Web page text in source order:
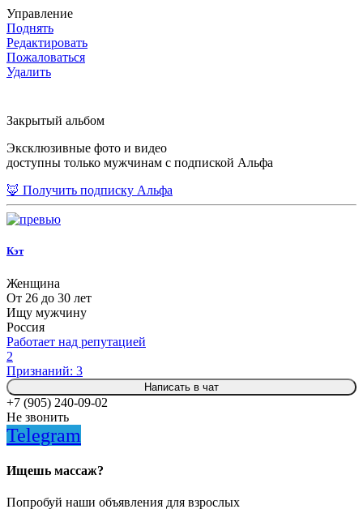
Управление
Поднять
Редактировать
Пожаловаться
Удалить
Закрытый альбом
Эксклюзивные фото и видео
доступны только мужчинам с подпиской Альфа
🦊 Получить подписку Альфа
Кэт
Женщина
От 26 до 30 лет
Ищу мужчину
Россия
Работает над репутацией
2
Признаний: 3
Написать в чат
+7 (905) 240-09-02
Не звонить
Telegram
Ищешь массаж?
Попробуй наши объявления для взрослых